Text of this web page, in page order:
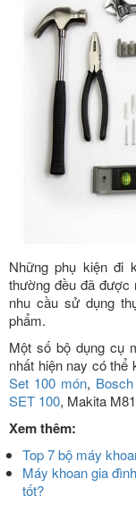
Những phụ kiện đi
thường đều đã được
nhu cầu sử dụng
phẩm.
Một số bộ dụng cụ
nhất hiện nay có thể
Set 100 món,
SET 100, Makita
Xem thêm:
Top 7 bộ máy
Máy khoan gia
tốt?